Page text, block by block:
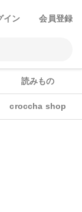
イン 会員登録
読みもの
croccha shop